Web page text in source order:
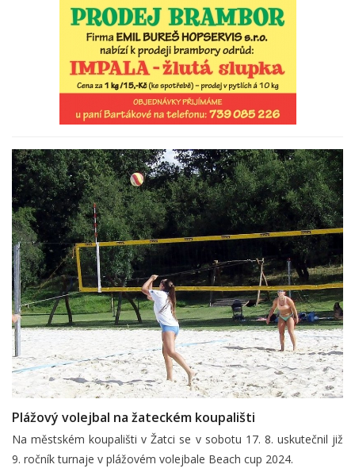
Plážový volejbal na žateckém koupališti
Na městském koupališti v Žatci se v sobotu 17. 8. uskutečnil již
9. ročník turnaje v plážovém volejbale Beach cup 2024.